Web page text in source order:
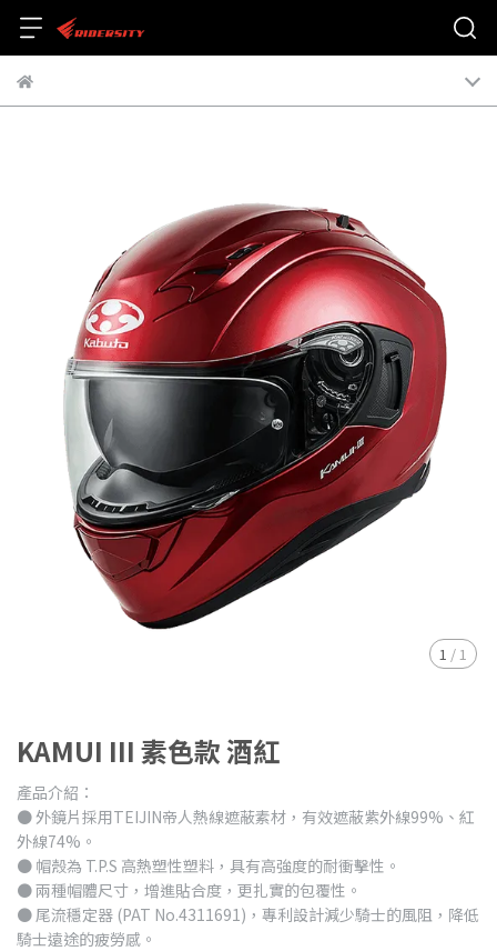
1 / 1
KAMUI III 素色款 酒紅
產品介紹：
● 外鏡片採用TEIJIN帝人熱線遮蔽素材，有效遮蔽紫外線99%、紅
外線74%。
● 帽殼為 T.P.S 高熱塑性塑料，具有高強度的耐衝擊性。
● 兩種帽體尺寸，增進貼合度，更扎實的包覆性。
● 尾流穩定器 (PAT No.4311691)，專利設計減少騎士的風阻，降低
騎士遠途的疲勞感。